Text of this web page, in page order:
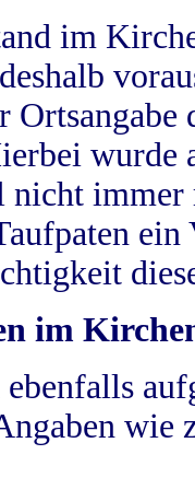
im
wurde
nicht
im
wie